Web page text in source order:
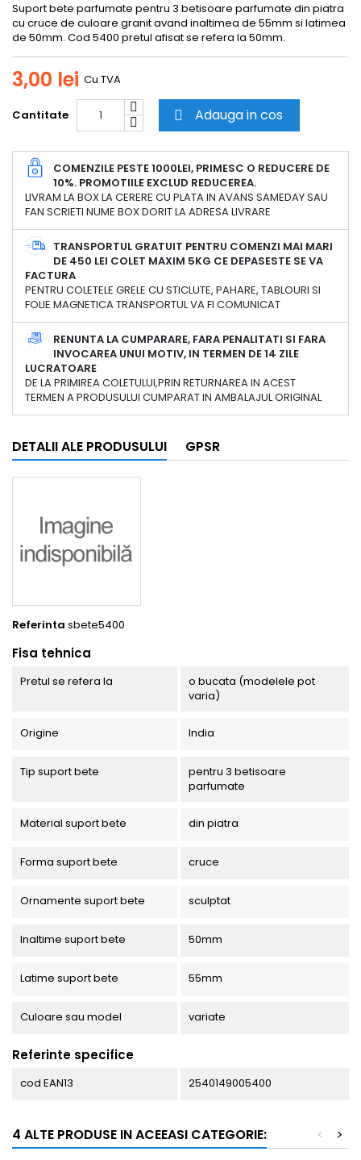
Suport bete parfumate pentru 3 betisoare parfumate din piatra
cu cruce de culoare granit avand inaltimea de 55mm si latimea
de 50mm. Cod 5400 pretul afisat se refera la 50mm.
3,00 lei Cu TVA
Cantitate  Adauga in cos
COMENZILE PESTE 1000LEI, PRIMESC O REDUCERE DE
10%. PROMOTIILE EXCLUD REDUCEREA.
LIVRAM LA BOX LA CERERE CU PLATA IN AVANS SAMEDAY SAU
FAN SCRIETI NUME BOX DORIT LA ADRESA LIVRARE
TRANSPORTUL GRATUIT PENTRU COMENZI MAI MARI
DE 450 LEI COLET MAXIM 5KG CE DEPASESTE SE VA
FACTURA
PENTRU COLETELE GRELE CU STICLUTE, PAHARE, TABLOURI SI
FOLIE MAGNETICA TRANSPORTUL VA FI COMUNICAT
RENUNTA LA CUMPARARE, FARA PENALITATI SI FARA
INVOCAREA UNUI MOTIV, IN TERMEN DE 14 ZILE
LUCRATOARE
DE LA PRIMIREA COLETULUI,PRIN RETURNAREA IN ACEST
TERMEN A PRODUSULUI CUMPARAT IN AMBALAJUL ORIGINAL
DETALII ALE PRODUSULUI GPSR
Referinta sbete5400
Fisa tehnica
Pretul se refera la
o bucata (modelele pot
varia)
Origine India
Tip suport bete
pentru 3 betisoare
parfumate
Material suport bete din piatra
Forma suport bete cruce
Ornamente suport bete sculptat
Inaltime suport bete 50mm
Latime suport bete 55mm
Culoare sau model variate
Referinte specifice
cod EAN13 2540149005400
4 ALTE PRODUSE IN ACEEASI CATEGORIE: >
<